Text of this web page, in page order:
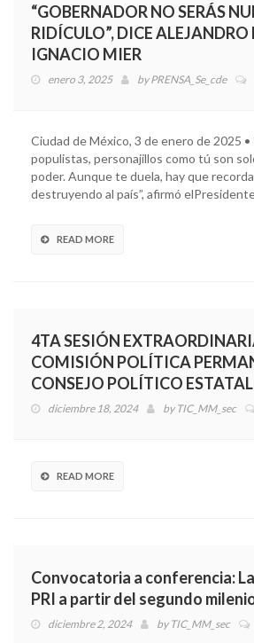
“GOBERNADOR NO SERÁS
RIDÍCULO”, DICE
IGNACIO MIER
enero 3, 2025 byPRENSA_Se_cde
Ciudad de México, 3 de enero de 2025 •
populistas, personajillos como tú son
poder. Aunque te duela, hay que
destruyendo al país”, afirmó
READ MORE
4TA SESIÓN
COMISIÓN POLÍTICA
CONSEJO POLÍTICO ESTATAL
diciembre 18, 2024 by TIC_MM_sec
READ MORE
Convocatoria a conferencia:
PRI a partir del segundo
diciembre 2, 2024 by TIC_MM_sec